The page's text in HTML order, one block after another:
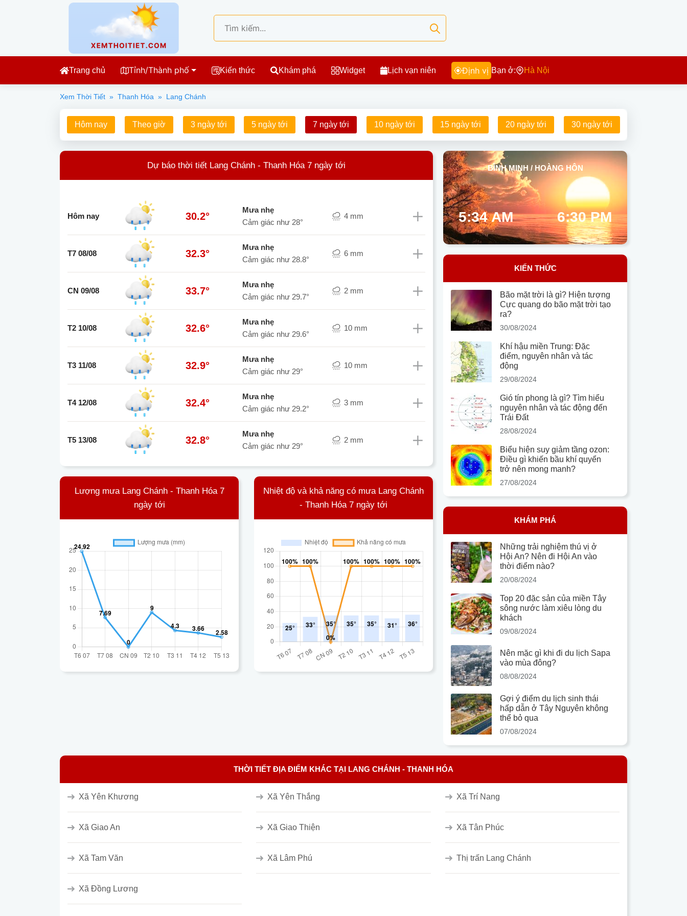
Trang chủ Tỉnh/Thành phố Kiến thức Khám phá Widget Lịch vạn niên Định vị Bạn ở: Hà Nội
Xem Thời Tiết » Thanh Hóa » Lang Chánh
Hôm nay Theo giờ 3 ngày tới 5 ngày tới 7 ngày tới 10 ngày tới 15 ngày tới 20 ngày tới 30 ngày tới
Dự báo thời tiết Lang Chánh - Thanh Hóa 7 ngày tới
Hôm nay 30.2°
mưa nhẹ
Cảm giác như 28°
4 mm
T7 08/08 32.3°
mưa nhẹ
Cảm giác như 28.8°
6 mm
CN 09/08 33.7°
mưa nhẹ
Cảm giác như 29.7°
2 mm
T2 10/08 32.6°
mưa nhẹ
Cảm giác như 29.6°
10 mm
T3 11/08 32.9°
mưa nhẹ
Cảm giác như 29°
10 mm
T4 12/08 32.4°
mưa nhẹ
Cảm giác như 29.2°
3 mm
T5 13/08 32.8°
mưa nhẹ
Cảm giác như 29°
2 mm
Lượng mưa Lang Chánh - Thanh Hóa 7
ngày tới
Nhiệt độ và khả năng có mưa Lang Chánh
- Thanh Hóa 7 ngày tới
BÌNH MINH / HOÀNG HÔN
5:34 AM 6:30 PM
KIẾN THỨC
Bão mặt trời là gì? Hiện tượng
Cực quang do bão mặt trời tạo
ra?
30/08/2024
Khí hậu miền Trung: Đặc
điểm, nguyên nhân và tác
động
29/08/2024
Gió tín phong là gì? Tìm hiểu
nguyên nhân và tác động đến
Trái Đất
28/08/2024
Biểu hiện suy giảm tầng ozon:
Điều gì khiến bầu khí quyển
trở nên mong manh?
27/08/2024
KHÁM PHÁ
Những trải nghiệm thú vị ở
Hội An? Nên đi Hội An vào
thời điểm nào?
20/08/2024
Top 20 đặc sản của miền Tây
sông nước làm xiêu lòng du
khách
09/08/2024
Nên mặc gì khi đi du lịch Sapa
vào mùa đông?
08/08/2024
Gợi ý điểm du lịch sinh thái
hấp dẫn ở Tây Nguyên không
thể bỏ qua
07/08/2024
THỜI TIẾT ĐỊA ĐIỂM KHÁC TẠI LANG CHÁNH - THANH HÓA
Xã Yên Khương Xã Yên Thắng Xã Trí Nang
Xã Giao An Xã Giao Thiện Xã Tân Phúc
Xã Tam Văn Xã Lâm Phú Thị trấn Lang Chánh
Xã Đồng Lương